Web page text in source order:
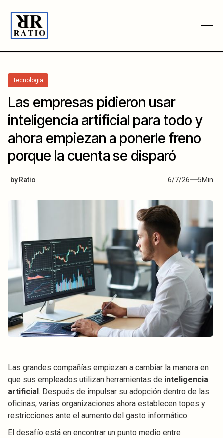
Tecnologia
Las empresas pidieron usar
inteligencia artificial para todo y
ahora empiezan a ponerle freno
porque la cuenta se disparó
by Ratio 6/7/26 5Min
Las grandes compañías empiezan a cambiar la manera en
que sus empleados utilizan herramientas de inteligencia
artificial . Después de impulsar su adopción dentro de las
oficinas, varias organizaciones ahora establecen topes y
restricciones ante el aumento del gasto informático.
El desafío está en encontrar un punto medio entre